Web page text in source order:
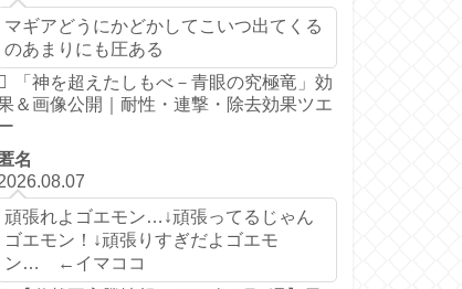
マギアどうにかどかしてこいつ出てくる
のあまりにも圧ある
「神を超えたしもべ－青眼の究極竜」効
＆画像公開｜耐性・連撃・除去効果ツエ
匿名
頑張れよゴエモン…↓頑張ってるじゃん
ゴエモン！↓頑張りすぎだよゴエモ
ン… ←イマココ